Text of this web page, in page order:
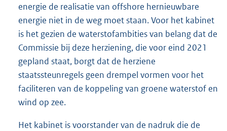
energie de realisatie van offshore hernieuwbare
energie niet in de weg moet staan. Voor het kabinet
is het gezien de waterstofambities van belang dat de
Commissie bij deze herziening, die voor eind 2021
gepland staat, borgt dat de herziene
staatssteunregels geen drempel vormen voor het
faciliteren van de koppeling van groene waterstof en
wind op zee.
Het kabinet is voorstander van de nadruk die de